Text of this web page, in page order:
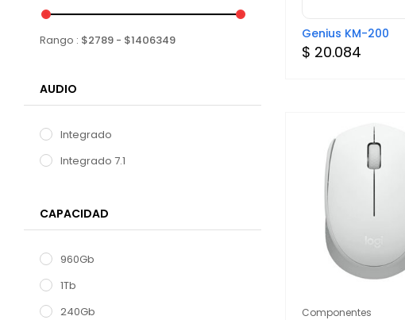
Rango : $2789 - $1406349
AUDIO
Integrado
Integrado 7.1
CAPACIDAD
960Gb
1Tb
240Gb
Genius KM-200
$ 20.084
Componentes